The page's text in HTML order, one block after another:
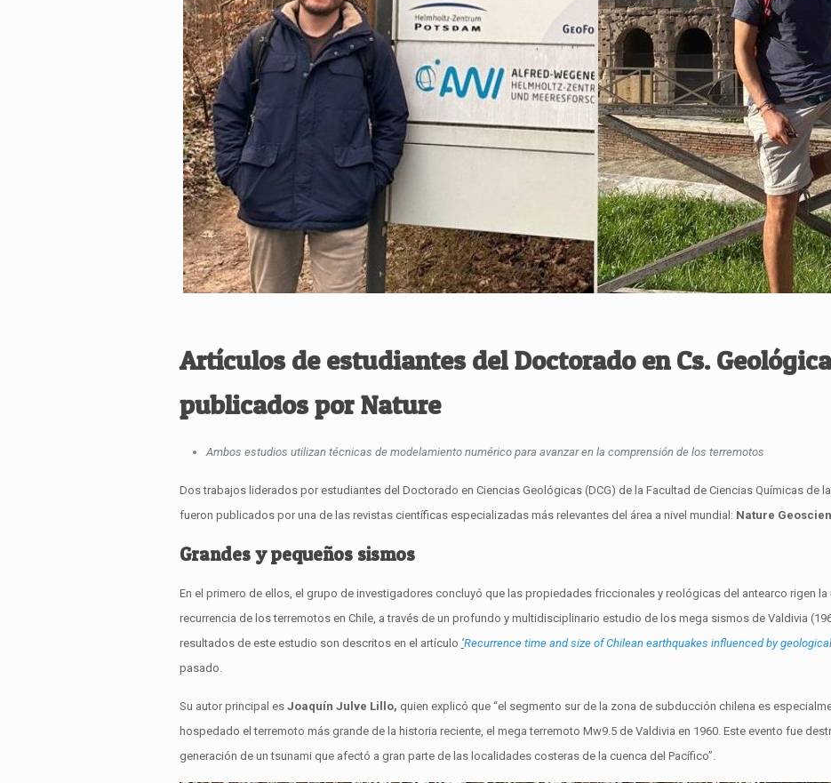
Artículos de estudiantes del Doctorado en Cs.
publicados por Nature
Ambos estudios utilizan técnicas de modelamiento numérico para avanzar en la comprensión de los terremotos
Dos trabajos liderados por estudiantes del Doctorado en Ciencias Geológicas (DCG) de la Facultad de Ciencias Químicas de
fueron publicados por una de las revistas científicas especializadas más relevantes del área a nivel mundial: Nature
Grandes y pequeños sismos
En el primero de ellos, el grupo de investigadores concluyó que las propiedades friccionales y reológicas del antearco rigen
recurrencia de los terremotos en Chile, a través de un profundo y multidisciplinario estudio de los mega sismos de Valdivia
resultados de este estudio son descritos en el artículo ‘Recurrence time and size of Chilean earthquakes influenced by
pasado.
Su autor principal es Joaquín Julve Lillo, quien explicó que “el segmento sur de la zona de subducción chilena es
hospedado el terremoto más grande de la historia reciente, el mega terremoto Mw9.5 de Valdivia en 1960. Este evento fue
generación de un tsunami que afectó a gran parte de las localidades costeras de la cuenca del Pacífico”.